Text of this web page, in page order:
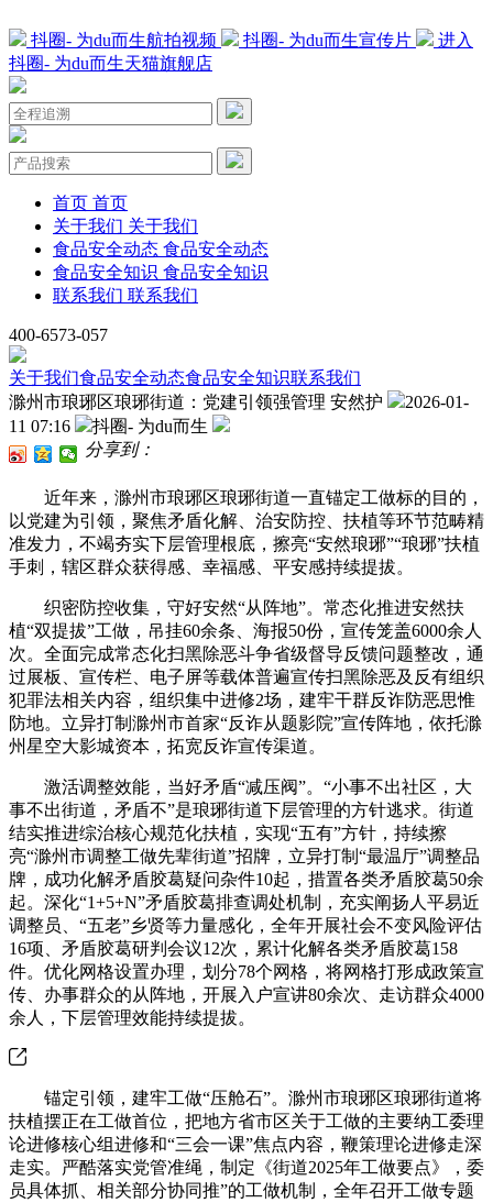
抖圈- 为du而生航拍视频 抖圈- 为du而生宣传片
进入
抖圈- 为du而生天猫旗舰店
首页 首页
关于我们 关于我们
食品安全动态 食品安全动态
食品安全知识 食品安全知识
联系我们 联系我们
400-6573-057
关于我们食品安全动态食品安全知识联系我们
滁州市琅琊区琅琊街道：党建引领强管理 安然护
2026-01-
11 07:16
抖圈- 为du而生
分享到：
近年来，滁州市琅琊区琅琊街道一直锚定工做标的目的，
以党建为引领，聚焦矛盾化解、治安防控、扶植等环节范畴精
准发力，不竭夯实下层管理根底，擦亮“安然琅琊”“琅琊”扶植
手刺，辖区群众获得感、幸福感、平安感持续提拔。
织密防控收集，守好安然“从阵地”。常态化推进安然扶
植“双提拔”工做，吊挂60余条、海报50份，宣传笼盖6000余人
次。全面完成常态化扫黑除恶斗争省级督导反馈问题整改，通
过展板、宣传栏、电子屏等载体普遍宣传扫黑除恶及反有组织
犯罪法相关内容，组织集中进修2场，建牢干群反诈防恶思惟
防地。立异打制滁州市首家“反诈从题影院”宣传阵地，依托滁
州星空大影城资本，拓宽反诈宣传渠道。
激活调整效能，当好矛盾“减压阀”。“小事不出社区，大
事不出街道，矛盾不”是琅琊街道下层管理的方针逃求。街道
结实推进综治核心规范化扶植，实现“五有”方针，持续擦
亮“滁州市调整工做先辈街道”招牌，立异打制“最温厅”调整品
牌，成功化解矛盾胶葛疑问杂件10起，措置各类矛盾胶葛50余
起。深化“1+5+N”矛盾胶葛排查调处机制，充实阐扬人平易近
调整员、“五老”乡贤等力量感化，全年开展社会不变风险评估
16项、矛盾胶葛研判会议12次，累计化解各类矛盾胶葛158
件。优化网格设置办理，划分78个网格，将网格打形成政策宣
传、办事群众的从阵地，开展入户宣讲80余次、走访群众4000
余人，下层管理效能持续提拔。
锚定引领，建牢工做“压舱石”。滁州市琅琊区琅琊街道将
扶植摆正在工做首位，把地方省市区关于工做的主要纳工委理
论进修核心组进修和“三会一课”焦点内容，鞭策理论进修走深
走实。严酷落实党管准绳，制定《街道2025年工做要点》，委
员具体抓、相关部分协同推”的工做机制，全年召开工做专题